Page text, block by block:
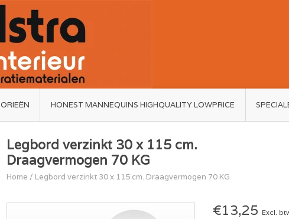
HONEST MANNEQUINS HIGHQUALITY LOWPRICE
Legbord verzinkt 30 x 115 cm.
Draagvermogen 70 KG
Home / Legbord verzinkt 30 x 115 cm. Draagvermogen 70 KG
€13,25 Excl.